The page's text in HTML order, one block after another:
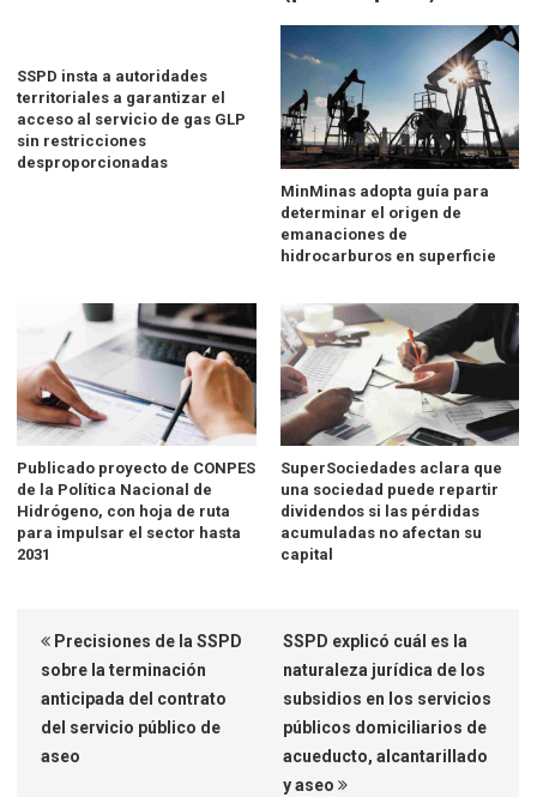
SSPD insta a autoridades
territoriales a garantizar el
acceso al servicio de gas GLP
sin restricciones
desproporcionadas
MinMinas adopta guía para
determinar el origen de
emanaciones de
hidrocarburos en superficie
Publicado proyecto de CONPES
de la Política Nacional de
Hidrógeno, con hoja de ruta
para impulsar el sector hasta
2031
SuperSociedades aclara que
una sociedad puede repartir
dividendos si las pérdidas
acumuladas no afectan su
capital
Precisiones de la SSPD
sobre la terminación
anticipada del contrato
del servicio público de
aseo
SSPD explicó cuál es la
naturaleza jurídica de los
subsidios en los servicios
públicos domiciliarios de
acueducto, alcantarillado
y aseo